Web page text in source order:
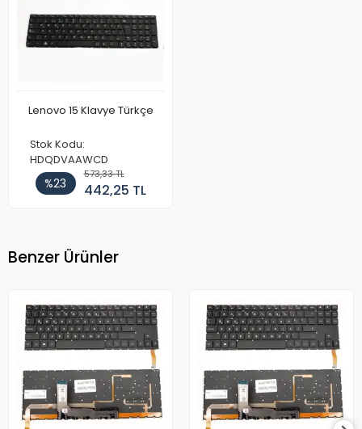
Lenovo 15 Klavye Türkçe
Stok Kodu:
HDQDVAAWCD
%23
573,33 TL
442,25 TL
Benzer Ürünler